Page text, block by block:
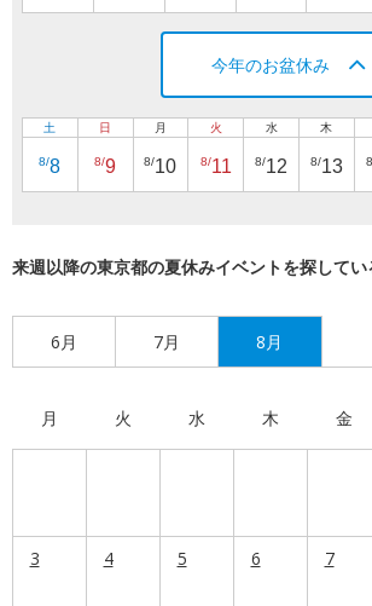
今年のお盆休み
土
8/8
日
8/9
月
8/10
火
8/11
水
8/12
木
8/13
来週以降の東京都の夏休みイベントを探してい
6月 7月 8月
月 火 水 木 金
3 4 5 6 7